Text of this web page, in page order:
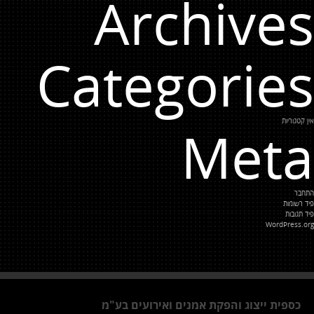
Archives
Categories
אין קטגוריות
Meta
התחבר
פיד רשומות
פיד תגובות
WordPress.org
כספית ייצוג והפקת אמנים ואירועים בע"מ